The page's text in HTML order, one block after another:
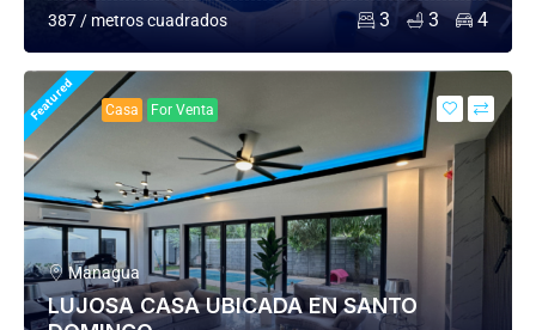
387 / metros cuadrados 3 3 4
Featured Casa For Venta
Managua
LUJOSA CASA UBICADA EN SANTO